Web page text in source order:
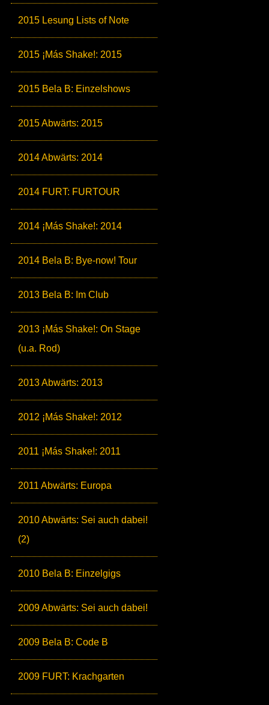
2015 Lesung Lists of Note
2015 ¡Más Shake!: 2015
2015 Bela B: Einzelshows
2015 Abwärts: 2015
2014 Abwärts: 2014
2014 FURT: FURTOUR
2014 ¡Más Shake!: 2014
2014 Bela B: Bye-now! Tour
2013 Bela B: Im Club
2013 ¡Más Shake!: On Stage
(u.a. Rod)
2013 Abwärts: 2013
2012 ¡Más Shake!: 2012
2011 ¡Más Shake!: 2011
2011 Abwärts: Europa
2010 Abwärts: Sei auch dabei!
(2)
2010 Bela B: Einzelgigs
2009 Abwärts: Sei auch dabei!
2009 Bela B: Code B
2009 FURT: Krachgarten